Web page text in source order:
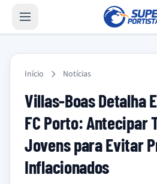
Início Notícias
Villas-Boas Detalha
FC Porto: Antecipar
Jovens para Evitar
Inflacionados